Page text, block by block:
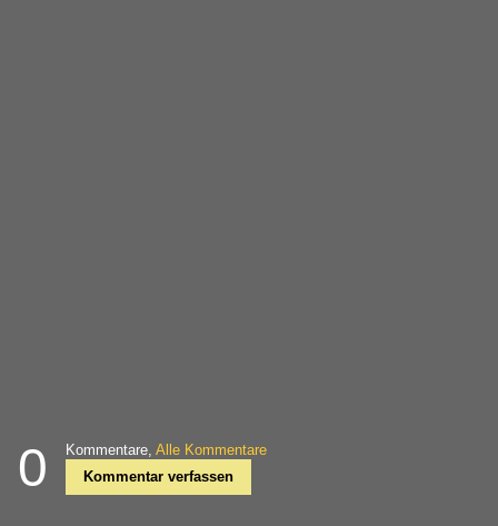
0 Kommentare, Alle Kommentare
Kommentar verfassen